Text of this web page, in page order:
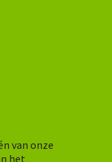
van onze
het